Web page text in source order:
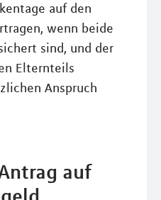
auf den
wenn beide
sind, und der
Elternteils
Anspruch
auf